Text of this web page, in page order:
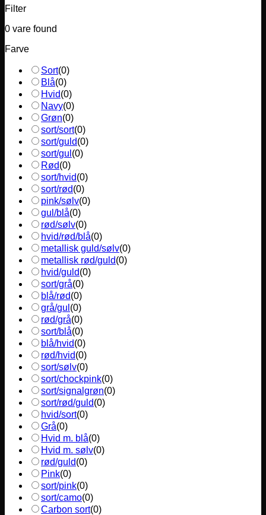
Filter
0 vare found
Farve
Sort(0)
Blå(0)
Hvid(0)
Navy(0)
Grøn(0)
sort/sort(0)
sort/guld(0)
sort/gul (0)
Rød(0)
sort/hvid(0)
sort/rød(0)
pink/sølv(0)
gul/blå(0)
rød/sølv(0)
hvid/rød/blå(0)
metallisk guld/sølv(0)
metallisk rød/guld(0)
hvid/guld(0)
sort/grå(0)
blå/rød(0)
grå/gul (0)
rød/grå(0)
sort/blå(0)
blå/hvid(0)
rød/hvid(0)
sort/sølv(0)
sort/chockpink(0)
sort/signalgrøn(0)
sort/rød/guld(0)
hvid/sort(0)
Grå(0)
Hvid m. blå(0)
Hvid m. sølv(0)
rød/guld(0)
Pink(0)
sort/pink(0)
sort/camo(0)
Carbon sort(0)